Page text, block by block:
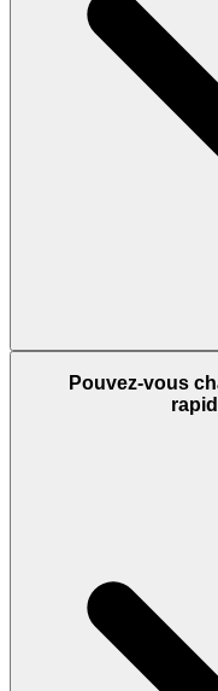
Pouvez-vous